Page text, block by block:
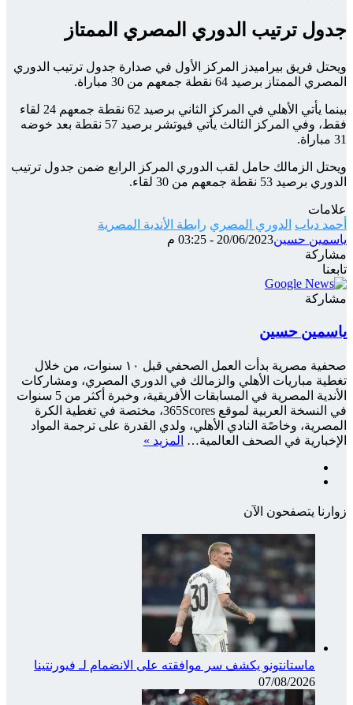
جدول ترتيب الدوري المصري الممتاز
ويحتل فريق بيراميدز المركز الأول في صدارة جدول ترتيب الدوري
المصري الممتاز برصيد 64 نقطة جمعهم من 30 مباراة.
بينما يأتي الأهلي في المركز الثاني برصيد 62 نقطة جمعهم 24 لقاء
فقط، وفي المركز الثالث يأتي فيوتشر برصيد 57 نقطة بعد خوضه
31 مباراة.
ويحتل الزمالك حامل لقب الدوري المركز الرابع ضمن جدول ترتيب
الدوري برصيد 53 نقطة جمعهم من 30 لقاء.
علامات
أحمد دياب الدوري المصري رابطة الأندية المصرية
ياسمين حسين20/06/2023 - 03:25 م
مشاركة
فيسبوك
‫X
ماسنجر
ماسنجر
واتساب
تيلقرام
شارك
عبر
الإيميل
تابعنا
مشاركة
عبر
الإيميل
ياسمين حسين
صحفية مصرية بدأت العمل الصحفي قبل ١٠ سنوات، من خلال
تغطية مباريات الأهلي والزمالك في الدوري المصري، ومشاركات
الأندية المصرية في المسابقات الأفريقية، وخبرة أكثر من 5 سنوات
في النسخة العربية لموقع 365Scores، مختصة في تغطية الكرة
المصرية، وخاصًة النادي الأهلي، ولدي القدرة على ترجمة المواد
الإخبارية في الصحف العالمية… المزيد »
زوارنا يتصفحون الآن
ماستانتونو يكشف سر موافقته على الانضمام لـ فيورنتينا
07/08/2026